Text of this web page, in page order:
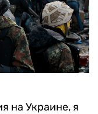
на Украине, я